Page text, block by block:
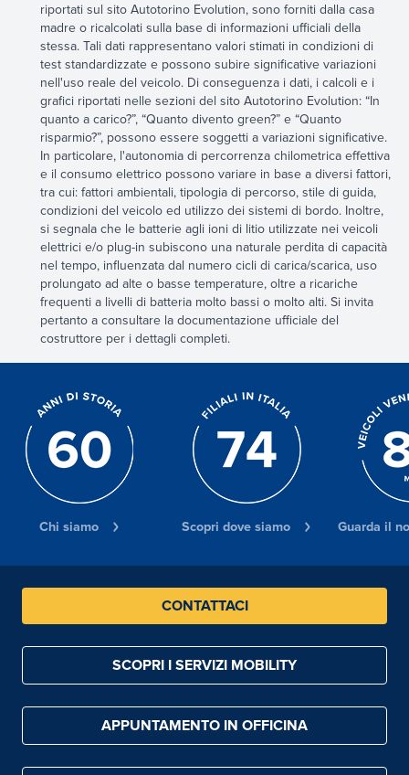
riportati sul sito Autotorino Evolution, sono forniti dalla casa
madre o ricalcolati sulla base di informazioni ufficiali della
stessa. Tali dati rappresentano valori stimati in condizioni di
test standardizzate e possono subire significative variazioni
nell'uso reale del veicolo. Di conseguenza i dati, i calcoli e i
grafici riportati nelle sezioni del sito Autotorino Evolution: “In
quanto a carico?”, “Quanto divento green?” e “Quanto
risparmio?”, possono essere soggetti a variazioni significative.
In particolare, l'autonomia di percorrenza chilometrica effettiva
e il consumo elettrico possono variare in base a diversi fattori,
tra cui: fattori ambientali, tipologia di percorso, stile di guida,
condizioni del veicolo ed utilizzo dei sistemi di bordo. Inoltre,
si segnala che le batterie agli ioni di litio utilizzate nei veicoli
elettrici e/o plug-in subiscono una naturale perdita di capacità
nel tempo, influenzata dal numero cicli di carica/scarica, uso
prolungato ad alte o basse temperature, oltre a ricariche
frequenti a livelli di batteria molto bassi o molto alti. Si invita
pertanto a consultare la documentazione ufficiale del
costruttore per i dettagli completi.
Chi siamo Scopri dove siamo Guarda il
CONTATTACI
SCOPRI I SERVIZI MOBILITY
APPUNTAMENTO IN OFFICINA